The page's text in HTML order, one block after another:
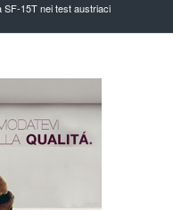
SF-15T nei test austriaci